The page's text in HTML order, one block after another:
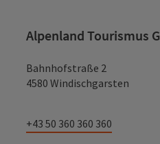
Alpenland Tourismus
Bahnhofstraße 2
4580 Windischgarsten
+43 50 360 360 360